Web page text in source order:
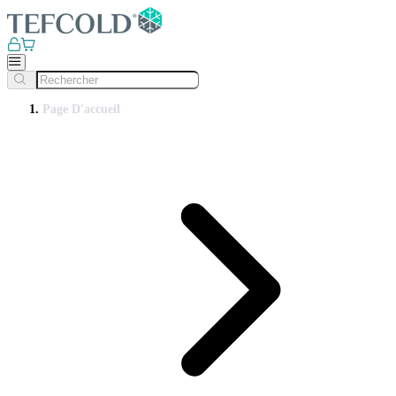
Page D'accueil